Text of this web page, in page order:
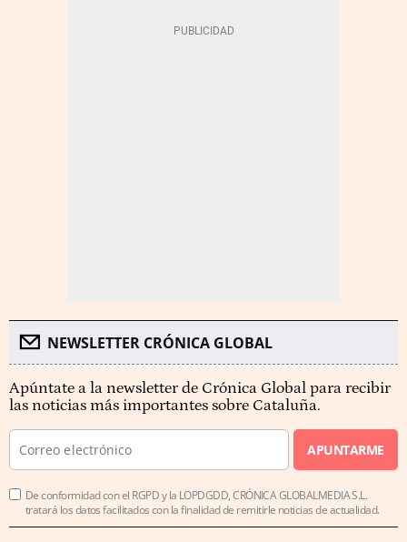
NEWSLETTER CRÓNICA GLOBAL
Apúntate a la newsletter de Crónica Global para recibir
las noticias más importantes sobre Cataluña.
APUNTARME
De conformidad con el RGPD y la LOPDGDD, CRÓNICA GLOBALMEDIA S.L.
tratará los datos facilitados con la finalidad de remitirle noticias de actualidad.